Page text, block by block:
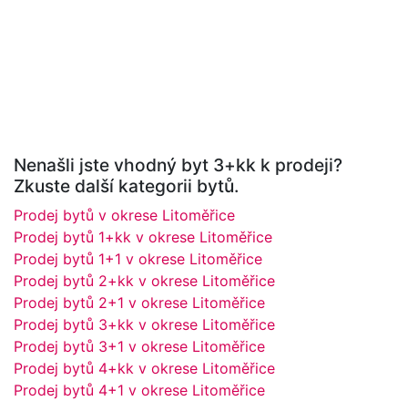
Nenašli jste vhodný byt 3+kk k prodeji?
Zkuste další kategorii bytů.
Prodej bytů v okrese Litoměřice
Prodej bytů 1+kk v okrese Litoměřice
Prodej bytů 1+1 v okrese Litoměřice
Prodej bytů 2+kk v okrese Litoměřice
Prodej bytů 2+1 v okrese Litoměřice
Prodej bytů 3+kk v okrese Litoměřice
Prodej bytů 3+1 v okrese Litoměřice
Prodej bytů 4+kk v okrese Litoměřice
Prodej bytů 4+1 v okrese Litoměřice